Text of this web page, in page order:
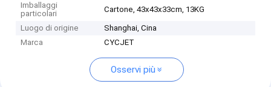
Imballaggi
particolari
Cartone, 43x43x33cm, 13KG
Luogo di origine
Shanghai, Cina
Marca
CYCJET
Osservi più